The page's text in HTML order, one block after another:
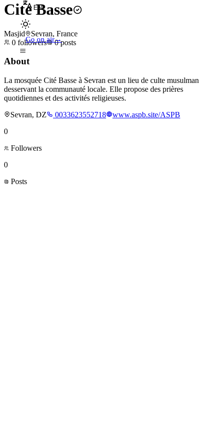
EN
Go on air→
Cite Basse
Masjid
Sevran, France
0 followers 0 posts
About
La mosquée Cité Basse à Sevran est un lieu de culte musulman
desservant la communauté locale. Elle propose des prières
quotidiennes et des activités religieuses.
Sevran, DZ
0033623552718
www.aspb.site/ASPB
0
Followers
0
Posts